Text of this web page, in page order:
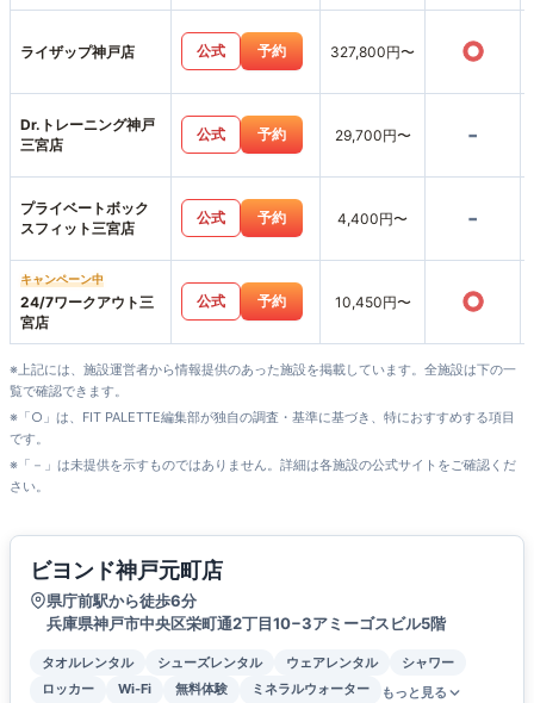
ライザップ神戸店 公式 予約 327,800円〜 ○
Dr.トレーニング神戸
三宮店
公式 予約 29,700円〜 -
プライベートボック
スフィット三宮店
公式 予約 4,400円〜 -
キャンペーン中
24/7ワークアウト三
宮店
公式 予約 10,450円〜 ○
※上記には、施設運営者から情報提供のあった施設を掲載しています。全施設は下の一
覧で確認できます。
※「○」は、FIT PALETTE編集部が独自の調査・基準に基づき、特におすすめする項目
です。
※「－」は未提供を示すものではありません。詳細は各施設の公式サイトをご確認くだ
さい。
ビヨンド神戸元町店
県庁前駅から徒歩6分
兵庫県神戸市中央区栄町通2丁目10−3アミーゴスビル5階
タオルレンタル シューズレンタル ウェアレンタル
シャワー
ロッカー
Wi-Fi 無料体験 ミネラルウォーター もっと見る